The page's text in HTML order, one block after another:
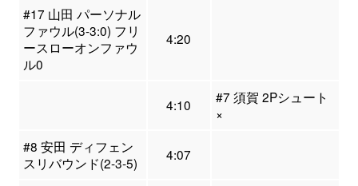
#17 山田 パーソナル
ファウル(3-3:0) フリ
ースローオンファウ
ル0
4:20
4:10
#7 須賀 2Pシュート
×
#8 安田 ディフェン
スリバウンド(2-3-5)
4:07